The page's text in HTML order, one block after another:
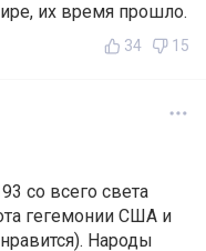
их время прошло.
34 15
со всего света
гегемонии США и
Народы